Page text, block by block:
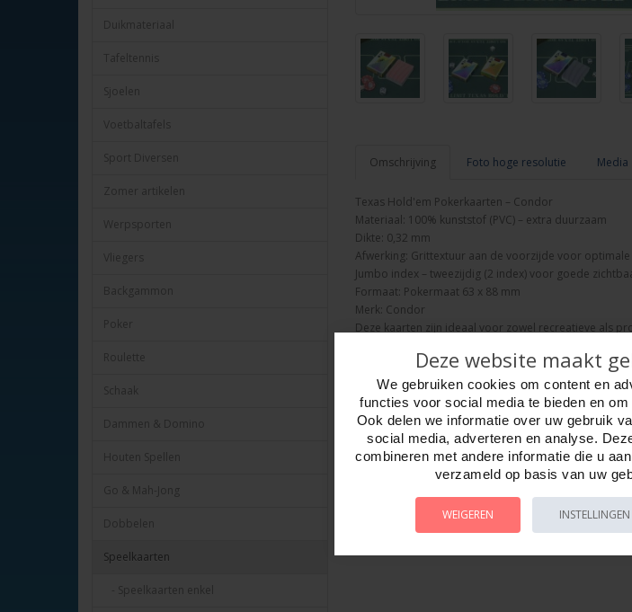
Duikmateriaal
Tafeltennis
Sjoelen
Voetbaltafels
Sport Diversen
Zomer artikelen
Werpsporten
Vliegers
Backgammon
Poker
Roulette
Schaak
Dammen & Domino
Houten Spellen
Go & Mah-Jong
Dobbelen
Speelkaarten
- Speelkaarten enkel
Omschrijving Foto hoge resolutie Media
Texas Hold'em Pokerkaarten – Condor
Materiaal: 100% kunststof (PVC) – extra duurzaam
Dikte: 0,32 mm
Afwerking: Grittextuur aan de voorzijde voor
Jumbo index – tweezijdig (2 index) voor goede
Formaat: Pokermaat 63 x 88 mm
Merk: Condor
Deze kaarten zijn ideaal voor zowel recreatieve als
Deze website maakt
We gebruiken cookies om content en
functies voor social media te bieden en
Ook delen we informatie over uw gebruik
social media, adverteren en analyse.
combineren met andere informatie die u
verzameld op basis van uw
WEIGEREN INSTELLINGEN